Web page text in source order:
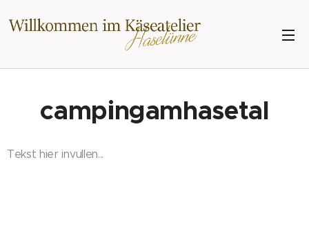
campingamhasetal
Tekst hier invullen...